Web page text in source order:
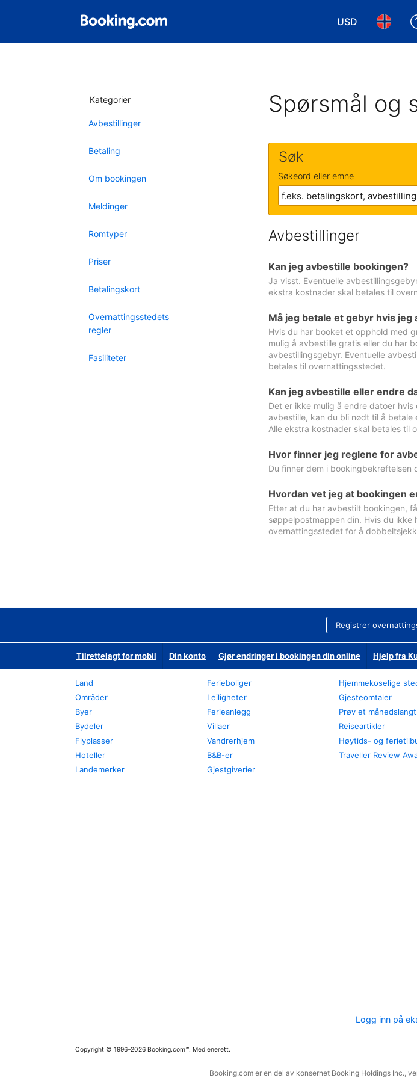
USD
Velg valuta. Du
Velg
Kategorier
Avbestillinger
Betaling
Om bookingen
Meldinger
Romtyper
Priser
Betalingskort
Overnattingsstedets
regler
Fasiliteter
Spørsmål og
Søk
Søkeord eller emne
Avbestillinger
Kan jeg avbestille bookingen?
Ja visst. Eventuelle
ekstra kostnader skal betales til
Må jeg betale et gebyr hvis
Hvis du har booket et opphold med
mulig å avbestille gratis eller du har
avbestillingsgebyr. Eventuelle
betales til overnattingsstedet.
Kan jeg avbestille eller endre
Det er ikke mulig å endre datoer
avbestille, kan du bli nødt til å
Alle ekstra kostnader skal betales til
Hvor finner jeg reglene for
Du finner dem i bookingbekreftelsen
Hvordan vet jeg at bookingen
Etter at du har avbestilt bookingen,
søppelpostmappen din. Hvis du
overnattingsstedet for å
Registrer
Tilrettelagt for mobil Din konto Gjør endringer i bookingen din online Hjelp fra
Land
Områder
Byer
Bydeler
Flyplasser
Hoteller
Landemerker
Ferieboliger
Leiligheter
Ferieanlegg
Villaer
Vandrerhjem
B&B-er
Gjestgiverier
Hjemmekoselige
Gjesteomtaler
Prøv et
Reiseartikler
Høytids- og
Traveller Review
Logg inn på
Copyright © 1996–2026 Booking.com™. Med enerett.
Booking.com er en del av konsernet Booking Holdings Inc.,